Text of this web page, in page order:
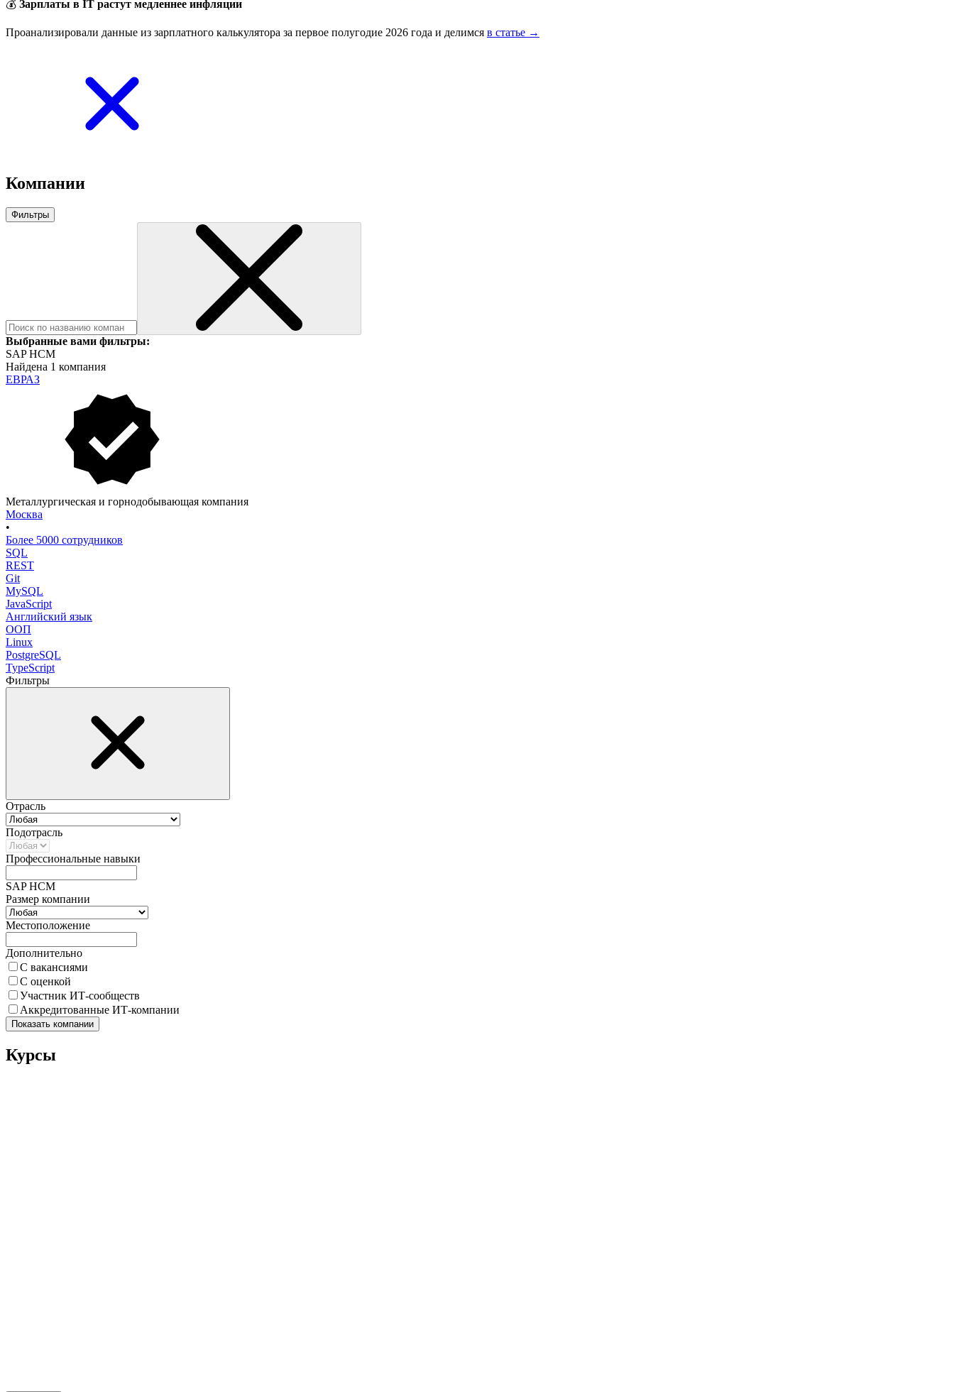
💰 Зарплаты в IT растут медленнее инфляции
Проанализировали данные из зарплатного калькулятора за первое полугодие 2026 года и делимся в статье →
Компании
Фильтры
Выбранные вами фильтры:
SAP HCM
Найдена 1 компания
ЕВРАЗ
Металлургическая и горнодобывающая компания
Москва
•
Более 5000 сотрудников
SQL
REST
Git
MySQL
JavaScript
Английский язык
ООП
Linux
PostgreSQL
TypeScript
Фильтры
Отрасль
Подотрасль
Профессиональные навыки
SAP HCM
Размер компании
Местоположение
Дополнительно
С вакансиями
С оценкой
Участник ИТ-сообществ
Аккредитованные ИТ-компании
Показать компании
Курсы